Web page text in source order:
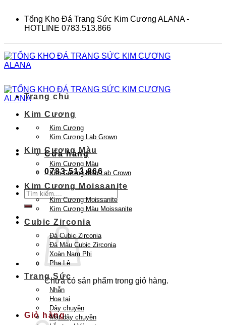
content
Tổng Kho Đá Trang Sức Kim Cương ALANA -
HOTLINE 0783.513.866
Cửa hàng
0783.513.866
Tìm
kiếm:
Chưa có sản phẩm trong giỏ hàng.
Quay trở lại cửa hàng
Giỏ hàng
Trang chủ
Kim Cương
Kim Cương
Kim Cương Lab Grown
Kim Cương Màu
Kim Cương Màu
Kim Cương Màu Lab Crown
Kim Cương Moissanite
Kim Cương Moissanite
Kim Cương Màu Moissanite
Cubic Zirconia
Đá Cubic Zirconia
Đá Màu Cubic Zirconia
Xoàn Nam Phi
Pha Lê
Trang Sức
Nhẫn
Hoa tai
Dây chuyền
Mặt dây chuyền